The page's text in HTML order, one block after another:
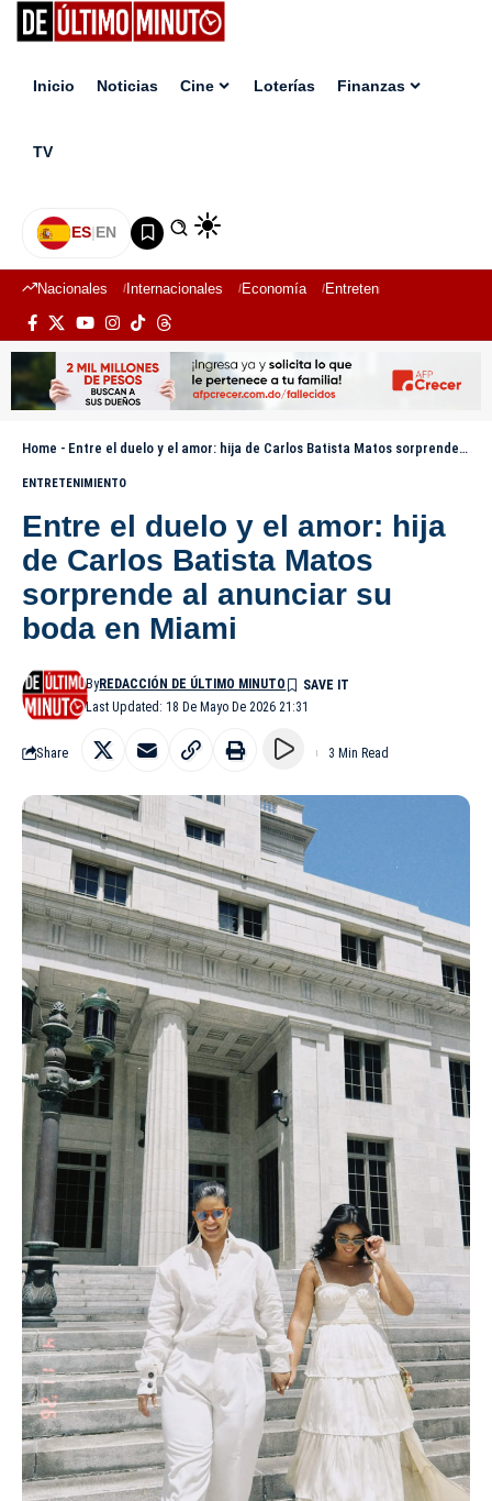
Inicio Noticias Cine Loterías Finanzas
TV
ES|EN
Nacionales Internacionales Economía Entretenimiento
Home - Entre el duelo y el amor: hija de Carlos Batista Matos sorprende al anunciar su boda en Miami
ENTRETENIMIENTO
Entre el duelo y el amor: hija
de Carlos Batista Matos
sorprende al anunciar su
boda en Miami
Last Updated: 18 De Mayo De 2026 21:31
ByREDACCIÓN DE ÚLTIMO MINUTO
Share 3 Min Read